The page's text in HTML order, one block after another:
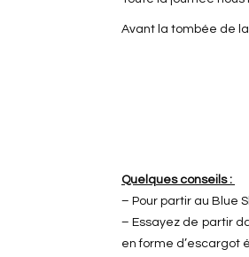
Avant la tombée de
Quelques conseils :
– Pour partir au Blue
– Essayez de partir
en forme d’escargot